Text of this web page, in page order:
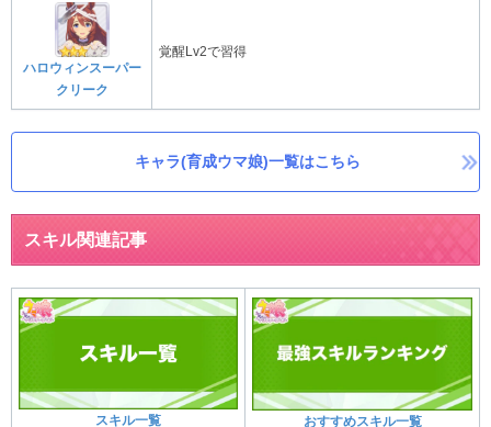
ハロウィンスーパー
クリーク
覚醒Lv2で習得
キャラ(育成ウマ娘)一覧はこちら
スキル関連記事
スキル一覧 おすすめスキル一覧